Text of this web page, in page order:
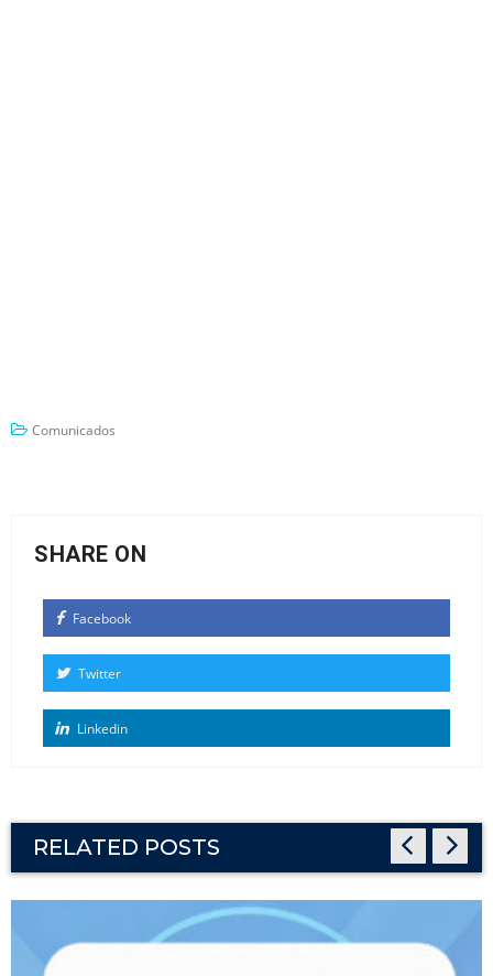
Comunicados
SHARE ON
Facebook
Twitter
Linkedin
RELATED POSTS